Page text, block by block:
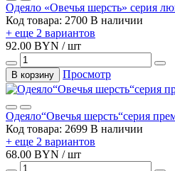
Одеяло «Овечья шерсть» серия
Код товара: 2700 В наличии
+ еще 2 вариантов
92.00 BYN / шт
В корзину Просмотр
Одеяло“Овечья шерсть“серия
Код товара: 2699 В наличии
+ еще 2 вариантов
68.00 BYN / шт